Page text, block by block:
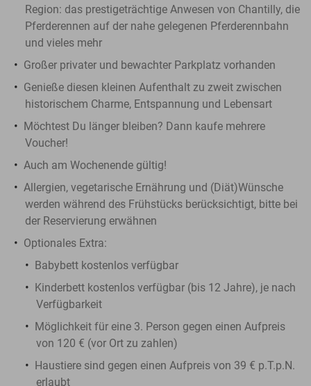
Region: das prestigeträchtige Anwesen von Chantilly, die
Pferderennen auf der nahe gelegenen Pferderennbahn
und vieles mehr
Großer privater und bewachter Parkplatz vorhanden
Genieße diesen kleinen Aufenthalt zu zweit zwischen
historischem Charme, Entspannung und Lebensart
Möchtest Du länger bleiben? Dann kaufe mehrere
Voucher!
Auch am Wochenende gültig!
Allergien, vegetarische Ernährung und (Diät)Wünsche
werden während des Frühstücks berücksichtigt, bitte bei
der Reservierung erwähnen
Optionales Extra:
Babybett kostenlos verfügbar
Kinderbett kostenlos verfügbar (bis 12 Jahre), je nach
Verfügbarkeit
Möglichkeit für eine 3. Person gegen einen Aufpreis
von 120 € (vor Ort zu zahlen)
Haustiere sind gegen einen Aufpreis von 39 € p.T.p.N.
erlaubt